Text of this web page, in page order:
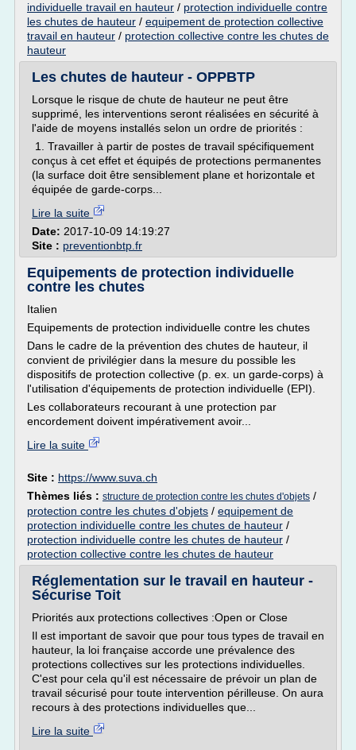
individuelle travail en hauteur / protection individuelle contre
les chutes de hauteur / equipement de protection collective
travail en hauteur / protection collective contre les chutes de
hauteur
Les chutes de hauteur - OPPBTP
Lorsque le risque de chute de hauteur ne peut être
supprimé, les interventions seront réalisées en sécurité à
l'aide de moyens installés selon un ordre de priorités :
1. Travailler à partir de postes de travail spécifiquement
conçus à cet effet et équipés de protections permanentes
(la surface doit être sensiblement plane et horizontale et
équipée de garde-corps...
Lire la suite
Date: 2017-10-09 14:19:27
Site : preventionbtp.fr
Equipements de protection individuelle
contre les chutes
Italien
Equipements de protection individuelle contre les chutes
Dans le cadre de la prévention des chutes de hauteur, il
convient de privilégier dans la mesure du possible les
dispositifs de protection collective (p. ex. un garde-corps) à
l'utilisation d'équipements de protection individuelle (EPI).
Les collaborateurs recourant à une protection par
encordement doivent impérativement avoir...
Lire la suite
Site : https://www.suva.ch
Thèmes liés : structure de protection contre les chutes d'objets /
protection contre les chutes d'objets / equipement de
protection individuelle contre les chutes de hauteur /
protection individuelle contre les chutes de hauteur /
protection collective contre les chutes de hauteur
Réglementation sur le travail en hauteur -
Sécurise Toit
Priorités aux protections collectives :Open or Close
Il est important de savoir que pour tous types de travail en
hauteur, la loi française accorde une prévalence des
protections collectives sur les protections individuelles.
C'est pour cela qu'il est nécessaire de prévoir un plan de
travail sécurisé pour toute intervention périlleuse. On aura
recours à des protections individuelles que...
Lire la suite